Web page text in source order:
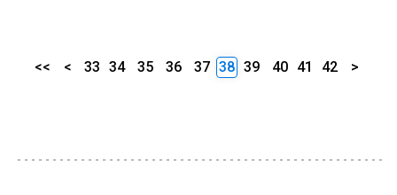
<< < 33 34 35 36 37 38 39 40 41 42 >